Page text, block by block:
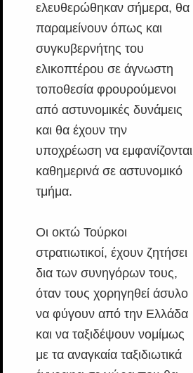
ελευθερώθηκαν σήμερα, θα
παραμείνουν όπως και
συγκυβερνήτης του
ελικοπτέρου σε άγνωστη
τοποθεσία φρουρούμενοι
από αστυνομικές δυνάμεις
και θα έχουν την
υποχρέωση να εμφανίζονται
καθημερινά σε αστυνομικό
τμήμα.
Οι οκτώ Τούρκοι
στρατιωτικοί, έχουν ζητήσει
δια των συνηγόρων τους,
όταν τους χορηγηθεί άσυλο
να φύγουν από την Ελλάδα
και να ταξιδέψουν νομίμως
με τα αναγκαία ταξιδιωτικά